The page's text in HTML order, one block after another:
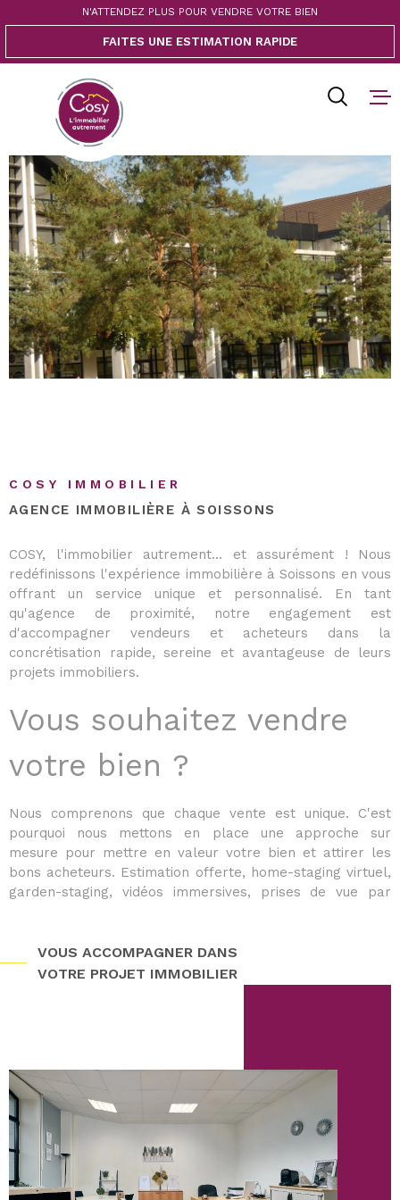
àà
recherche
au
principal
au
ACHETER
VENDRE
BIENS
BLOG
CONTACT
N'ATTENDEZ PLUS POUR VENDRE VOTRE BIEN
FAITES UNE ESTIMATION RAPIDE
COSY IMMOBILIER
AGENCE IMMOBILIÈRE À SOISSONS
COSY, l'immobilier autrement... et assurément ! Nous
redéfinissons l'expérience immobilière à Soissons en vous
offrant un service unique et personnalisé. En tant
qu'agence de proximité, notre engagement est
d'accompagner vendeurs et acheteurs dans la
concrétisation rapide, sereine et avantageuse de leurs
projets immobiliers.
Vous souhaitez vendre
votre bien ?
Nous comprenons que chaque vente est unique. C'est
pourquoi nous mettons en place une approche sur
mesure pour mettre en valeur votre bien et attirer les
bons acheteurs. Estimation offerte, home-staging virtuel,
garden-staging, vidéos immersives, prises de vue par
Grâce à des visites virtuelles interactives et une
campagne de communication ciblée, nous vous aidons à
vendre dans les meilleures conditions et délais optimisés.
?
Trouver la maison ou l’appartement idéal demande du
temps et de la réactivité. En rejoignant notre programme
VIP acquéreur, vous accédez en avant-première aux
nouveaux biens disponibles, qu'il s'agisse d'unemaison à
VOUS ACCOMPAGNER DANS
VOTRE PROJET IMMOBILIER